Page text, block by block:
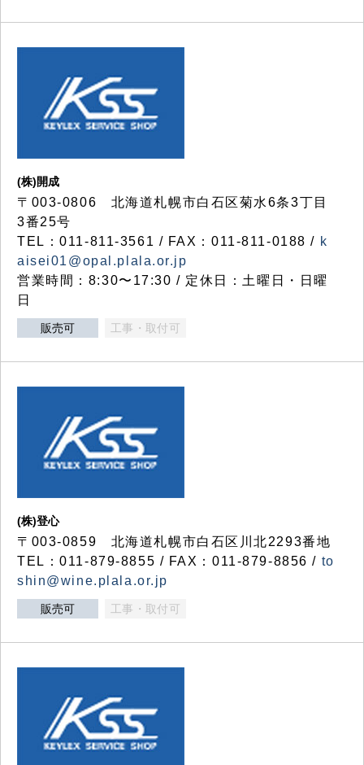
(株)開成
〒003-0806 北海道札幌市白石区菊水6条3丁目
3番25号
TEL：011-811-3561 / FAX：011-811-0188 / k
aisei01@opal.plala.or.jp
営業時間：8:30〜17:30 / 定休日：土曜日・日曜
日
販売可 工事・取付可
(株)登心
〒003-0859 北海道札幌市白石区川北2293番地
TEL：011-879-8855 / FAX：011-879-8856 / to
shin@wine.plala.or.jp
販売可 工事・取付可